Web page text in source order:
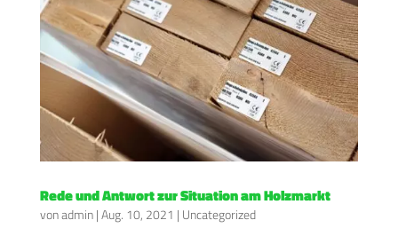
Rede und Antwort zur Situation am Holzmarkt
vonadmin|Aug. 10, 2021 | Uncategorized